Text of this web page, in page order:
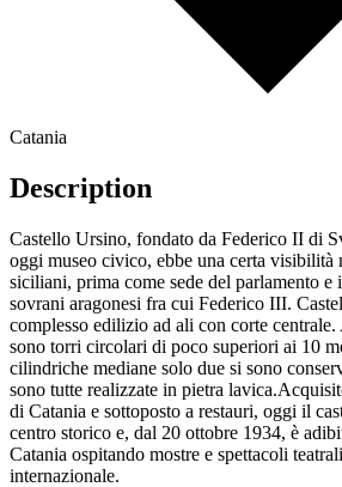
Catania
Description
Castello Ursino, fondato da Federico II di
oggi museo civico, ebbe una certa visibilità
siciliani, prima come sede del parlamento e
sovrani aragonesi fra cui Federico III.
complesso edilizio ad ali con corte
sono torri circolari di poco superiori ai 10
cilindriche mediane solo due si sono
sono tutte realizzate in pietra
di Catania e sottoposto a restauri, oggi il
centro storico e, dal 20 ottobre 1934, è
Catania ospitando mostre e spettacoli
internazionale.